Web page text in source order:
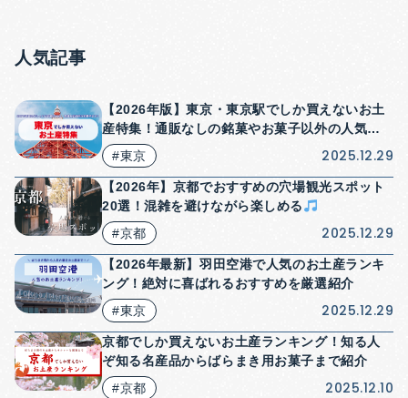
人気記事
【2026年版】東京・東京駅でしか買えないお土
産特集！通販なしの銘菓やお菓子以外の人気商
品も紹介！
#東京 2025.12.29
【2026年】京都でおすすめの穴場観光スポット
20選！混雑を避けながら楽しめる
#京都
2025.12.29
【2026年最新】羽田空港で人気のお土産ランキ
ング！絶対に喜ばれるおすすめを厳選紹介
#東京
2025.12.29
京都でしか買えないお土産ランキング！知る人
ぞ知る名産品からばらまき用お菓子まで紹介
#京都
2025.12.10